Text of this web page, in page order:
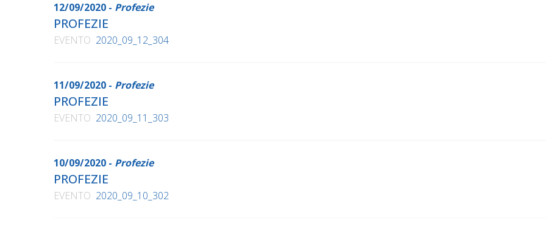
12/09/2020 - Profezie
PROFEZIE
EVENTO 2020_09_12_304
11/09/2020 - Profezie
PROFEZIE
EVENTO 2020_09_11_303
10/09/2020 - Profezie
PROFEZIE
EVENTO 2020_09_10_302